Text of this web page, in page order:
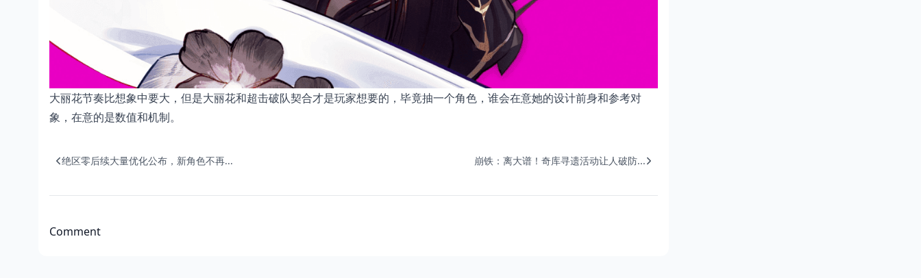
大丽花节奏比想象中要大，但是大丽花和超击破队契合才是玩家想要的，毕竟抽一个角色，谁会在意她的设计前身和参考对
象，在意的是数值和机制。
绝区零后续大量优化公布，新角色不再... 崩铁：离大谱！奇库寻遗活动让人破防...
Comment